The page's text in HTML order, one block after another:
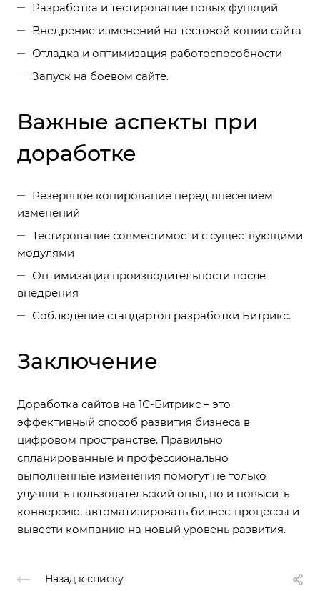
Разработка и тестирование новых функций
Внедрение изменений на тестовой копии сайта
Отладка и оптимизация работоспособности
Запуск на боевом сайте.
Важные аспекты при
доработке
Резервное копирование перед внесением
изменений
Тестирование совместимости с существующими
модулями
Оптимизация производительности после
внедрения
Соблюдение стандартов разработки Битрикс.
Заключение
Доработка сайтов на 1С-Битрикс – это
эффективный способ развития бизнеса в
цифровом пространстве. Правильно
спланированные и профессионально
выполненные изменения помогут не только
улучшить пользовательский опыт, но и повысить
конверсию, автоматизировать бизнес-процессы и
вывести компанию на новый уровень развития.
Назад к списку